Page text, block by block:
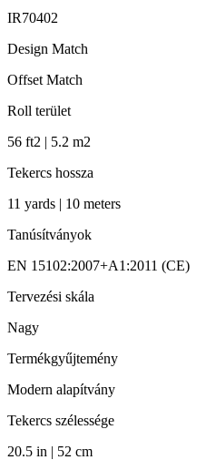
IR70402
Design Match
Offset Match
Roll terület
56 ft2 | 5.2 m2
Tekercs hossza
11 yards | 10 meters
Tanúsítványok
EN 15102:2007+A1:2011 (CE)
Tervezési skála
Nagy
Termékgyűjtemény
Modern alapítvány
Tekercs szélessége
20.5 in | 52 cm